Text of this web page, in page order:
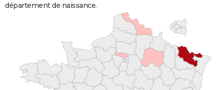
département de naissance.